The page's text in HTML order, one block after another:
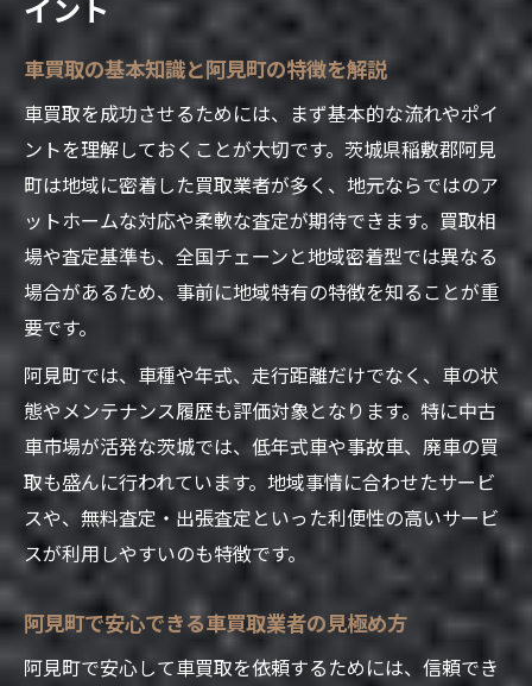
車買取業者選びで重視すべき評価ポイント
車買取で比較すべき査定基準と対応力
信頼できる車買取業者の選び方ガイド
損しないための車買取査定時の確認事項
口コミや評判を活用した車買取業者選定法
納得の車買取へ導く阿見町の比較術
複数車買取業者の査定比較の具体的方法
阿見町で車買取相場を把握するポイント
車買取価格の違いが生まれる理由を解説
無料査定を活用した車買取の賢い比較術
車買取比較で見落としがちな重要チェック
信頼できる車買取を探すなら知っておきたい点
車買取の信頼性を判断するポイントとは
契約前に確認すべき車買取の重要項目
トラブルを防ぐための車買取業者チェック
法
車買取後のサポート体制を比較しよう
車買取の基本知識と阿見町の特徴を解説
車買取を成功させるためには、まず基本的な流れやポイ
ントを理解しておくことが大切です。茨城県稲敷郡阿見
町は地域に密着した買取業者が多く、地元ならではのア
ットホームな対応や柔軟な査定が期待できます。買取相
場や査定基準も、全国チェーンと地域密着型では異なる
場合があるため、事前に地域特有の特徴を知ることが重
要です。
阿見町では、車種や年式、走行距離だけでなく、車の状
態やメンテナンス履歴も評価対象となります。特に中古
車市場が活発な茨城では、低年式車や事故車、廃車の買
取も盛んに行われています。地域事情に合わせたサービ
スや、無料査定・出張査定といった利便性の高いサービ
スが利用しやすいのも特徴です。
阿見町で安心できる車買取業者の見極め方
阿見町で安心して車買取を依頼するためには、信頼でき